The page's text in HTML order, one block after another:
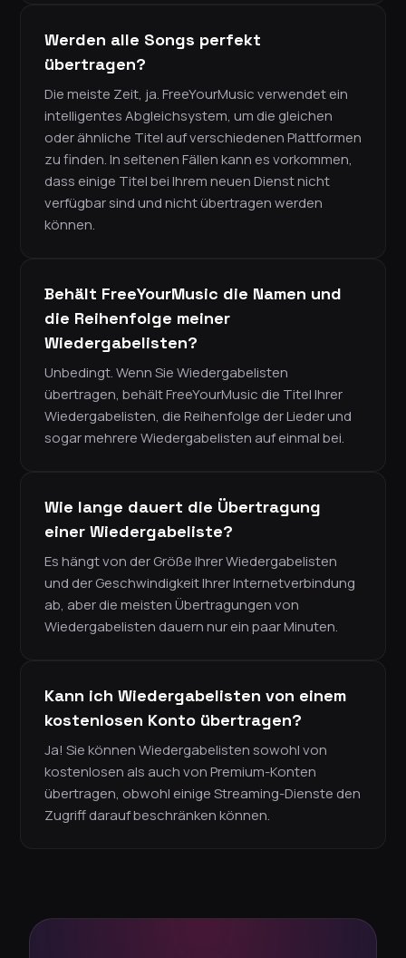
Werden alle Songs perfekt
übertragen?
Die meiste Zeit, ja. FreeYourMusic verwendet ein
intelligentes Abgleichsystem, um die gleichen
oder ähnliche Titel auf verschiedenen Plattformen
zu finden. In seltenen Fällen kann es vorkommen,
dass einige Titel bei Ihrem neuen Dienst nicht
verfügbar sind und nicht übertragen werden
können.
Behält FreeYourMusic die Namen und
die Reihenfolge meiner
Wiedergabelisten?
Unbedingt. Wenn Sie Wiedergabelisten
übertragen, behält FreeYourMusic die Titel Ihrer
Wiedergabelisten, die Reihenfolge der Lieder und
sogar mehrere Wiedergabelisten auf einmal bei.
Wie lange dauert die Übertragung
einer Wiedergabeliste?
Es hängt von der Größe Ihrer Wiedergabelisten
und der Geschwindigkeit Ihrer Internetverbindung
ab, aber die meisten Übertragungen von
Wiedergabelisten dauern nur ein paar Minuten.
Kann ich Wiedergabelisten von einem
kostenlosen Konto übertragen?
Ja! Sie können Wiedergabelisten sowohl von
kostenlosen als auch von Premium-Konten
übertragen, obwohl einige Streaming-Dienste den
Zugriff darauf beschränken können.